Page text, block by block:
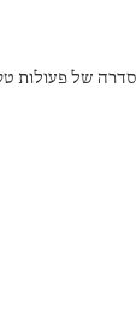
של פעולות